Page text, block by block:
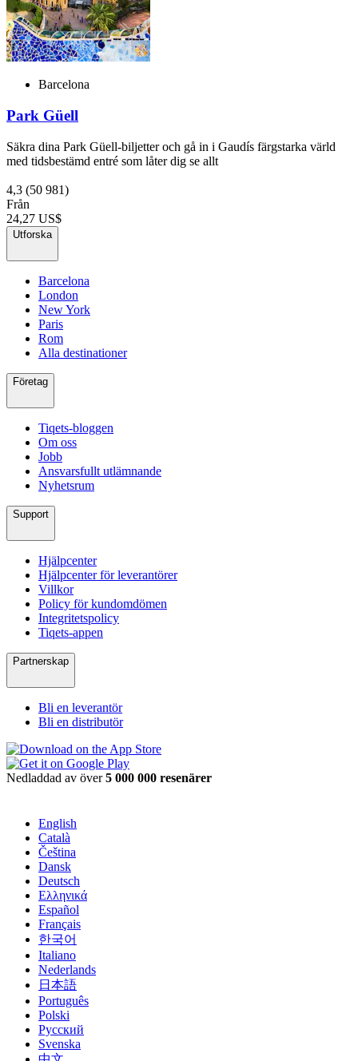
Barcelona
Park Güell
Säkra dina Park Güell-biljetter och gå in i Gaudís färgstarka värld
med tidsbestämd entré som låter dig se allt
4,3 (50 981)
Från
24,27 US$
Utforska
Barcelona
London
New York
Paris
Rom
Alla destinationer
Företag
Tiqets-bloggen
Om oss
Jobb
Ansvarsfullt utlämnande
Nyhetsrum
Support
Hjälpcenter
Hjälpcenter för leverantörer
Villkor
Policy för kundomdömen
Integritetspolicy
Tiqets-appen
Partnerskap
Bli en leverantör
Bli en distributör
Nedladdad av över5 000 000 resenärer
English
Català
Čeština
Dansk
Deutsch
Ελληνικά
Español
Français
한국어
Italiano
Nederlands
日本語
Português
Polski
Русский
Svenska